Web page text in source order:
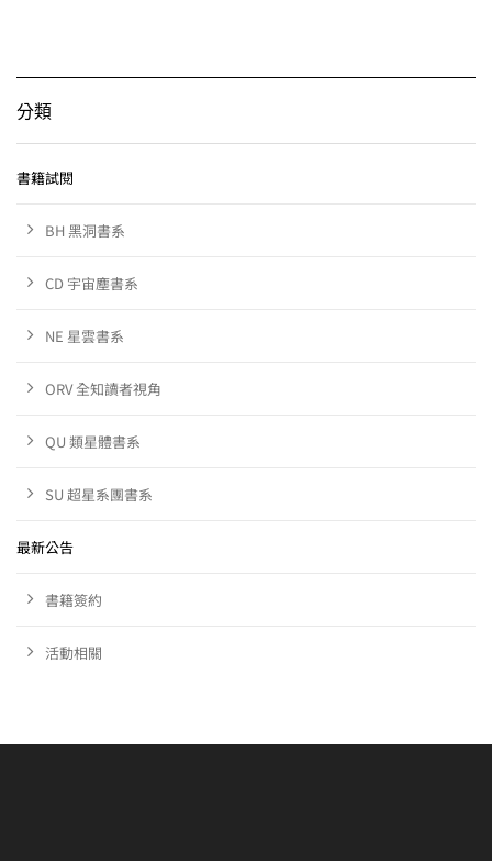
分類
書籍試閱
BH 黑洞書系
CD 宇宙塵書系
NE 星雲書系
ORV 全知讀者視角
QU 類星體書系
SU 超星系團書系
最新公告
書籍簽約
活動相關